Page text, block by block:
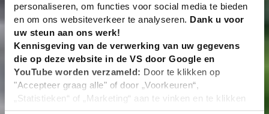
personaliseren, om functies voor social media te bieden
en om ons websiteverkeer te analyseren. Dank u voor
uw steun aan ons werk!
Kennisgeving van de verwerking van uw gegevens
die op deze website in de VS door Google en
YouTube worden verzameld: Door te klikken op
"Accepteer graag alle" of door „Voorkeuren“,
„Statistieken“ of „Marketing“ aan te vinken en te klikken
op "Selectie handmatig instellen", stemt u er ook mee in